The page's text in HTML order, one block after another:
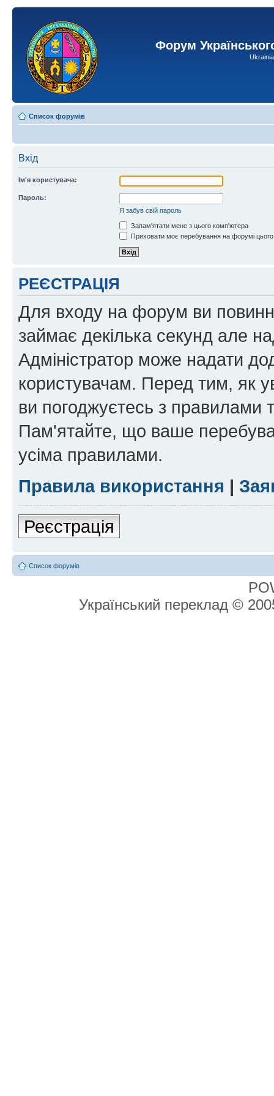
Форум
Список форумів
Вхід
Ім'я користувача:
Пароль:
Я забув свій пароль
Запам'ятати мене з цього комп'ютера
Приховати моє перебування на форумі
РЕЄСТРАЦІЯ
Для входу на форум ви
займає декілька секунд але
Адміністратор може надати
користувачам. Перед тим, як
ви погоджуєтесь з правилами
Пам'ятайте, що ваше
усіма правилами.
Правила використання |
Реєстрація
Список форумів
Український переклад ©